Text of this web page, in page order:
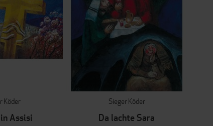
Köder
Assisi
Sieger Köder
Da lachte Sara